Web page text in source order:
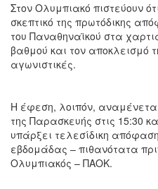
Στον Ολυμπιακό πιστεύουν
σκεπτικό της πρωτόδικης
του Παναθηναϊκού στα
βαθμού και τον αποκλεισμό
αγωνιστικές.
Η έφεση, λοιπόν,
της Παρασκευής στις 15:30
υπάρξει τελεσίδικη
εβδομάδας – πιθανότατα
Ολυμπιακός – ΠΑΟΚ.